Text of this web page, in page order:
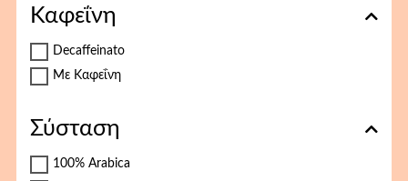
Καφεΐνη
Decaffeinato
Με Καφεΐνη
Σύσταση
100% Arabica